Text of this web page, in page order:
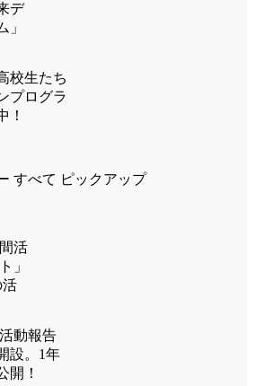
校生たち
プログラ
！
すべて ピックアップ
動報告
設。1年
開！